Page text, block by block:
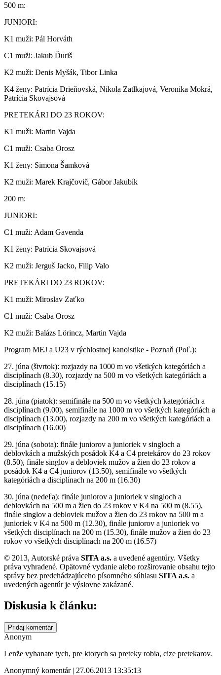
500 m:
JUNIORI:
K1 muži: Pál Horváth
C1 muži: Jakub Ďuriš
K2 muži: Denis Myšák, Tibor Linka
K4 ženy: Patrícia Drieňovská, Nikola Zatlkajová, Veronika Mokrá,
Patrícia Skovajsová
PRETEKÁRI DO 23 ROKOV:
K1 muži: Martin Vajda
C1 muži: Csaba Orosz
K1 ženy: Simona Šamková
K2 muži: Marek Krajčovič, Gábor Jakubík
200 m:
JUNIORI:
C1 muži: Adam Gavenda
K1 ženy: Patrícia Skovajsová
K2 muži: Jerguš Jacko, Filip Valo
PRETEKÁRI DO 23 ROKOV:
K1 muži: Miroslav Zaťko
C1 muži: Csaba Orosz
K2 muži: Balázs Lörincz, Martin Vajda
Program MEJ a U23 v rýchlostnej kanoistike - Poznaň (Poľ.):
27. júna (štvrtok): rozjazdy na 1000 m vo všetkých kategóriách a
disciplínach (8.30), rozjazdy na 500 m vo všetkých kategóriách a
disciplínach (15.15)
28. júna (piatok): semifinále na 500 m vo všetkých kategóriách a
disciplínach (9.00), semifinále na 1000 m vo všetkých kategóriách a
disciplínach (13.00), rozjazdy na 200 m vo všetkých kategóriách a
disciplínach (16.00)
29. júna (sobota): finále juniorov a junioriek v singloch a
deblovkách a mužských posádok K4 a C4 pretekárov do 23 rokov
(8.50), finále singlov a debloviek mužov a žien do 23 rokov a
posádok K4 a C4 juniorov (13.50), semifinále vo všetkých
kategóriách a disciplínach na 200 m (16.30)
30. júna (nedeľa): finále juniorov a junioriek v singloch a
deblovkách na 500 m a žien do 23 rokov v K4 na 500 m (8.55),
finále singlov a debloviek mužov a žien do 23 rokov na 500 m a
junioriek v K4 na 500 m (12.30), finále juniorov a junioriek vo
všetkých disciplínach na 200 m (15.30), finále mužov a žien do 23
rokov vo všetkých disciplínach na 200 m (16.57)
© 2013, Autorské práva SITA a.s. a uvedené agentúry. Všetky
práva vyhradené. Opätovné vydanie alebo rozširovanie obsahu tejto
správy bez predchádzajúceho písomného súhlasu SITA a.s. a
uvedených agentúr je výslovne zakázané.
Diskusia k článku:
Pridaj komentár
Anonym
Lenže vyhanate tych, pre ktorych sa preteky robia, cize pretekarov.
Anonymný komentár | 27.06.2013 13:35:13